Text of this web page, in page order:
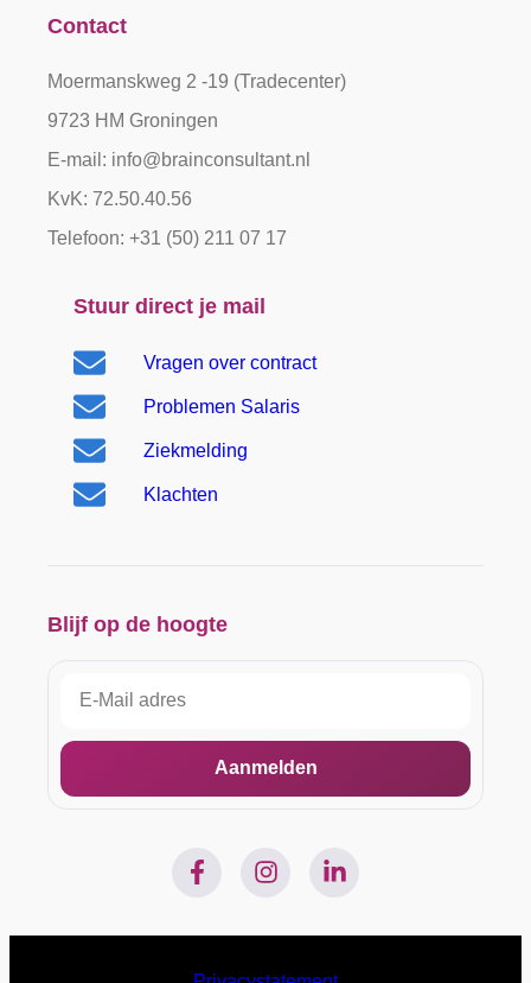
Contact
Moermanskweg 2 -19 (Tradecenter)
9723 HM Groningen
E-mail: info@brainconsultant.nl
KvK: 72.50.40.56
Telefoon: +31 (50) 211 07 17
Stuur direct je mail
Vragen over contract
Problemen Salaris
Ziekmelding
Klachten
Blijf op de hoogte
Aanmelden